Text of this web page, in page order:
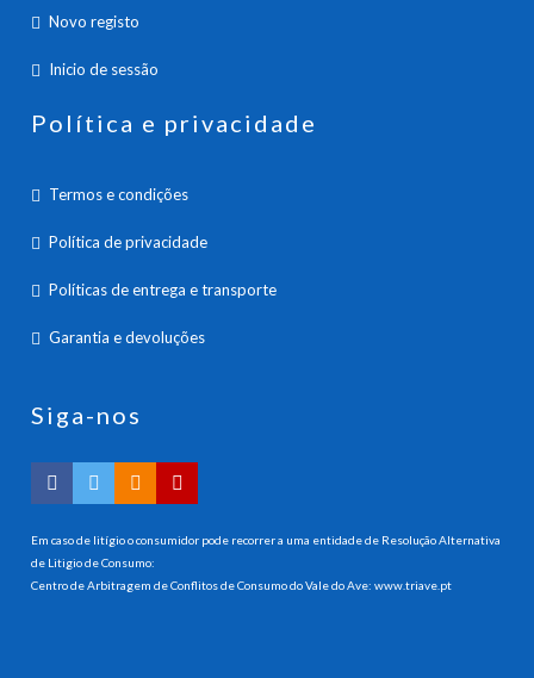
Novo registo
Inicio de sessão
Política e privacidade
Termos e condições
Política de privacidade
Políticas de entrega e transporte
Garantia e devoluções
Siga-nos
Em caso de litígio o consumidor pode recorrer a uma entidade de Resolução Alternativa
de Litigio de Consumo:
Centro de Arbitragem de Conflitos de Consumo do Vale do Ave:www.triave.pt